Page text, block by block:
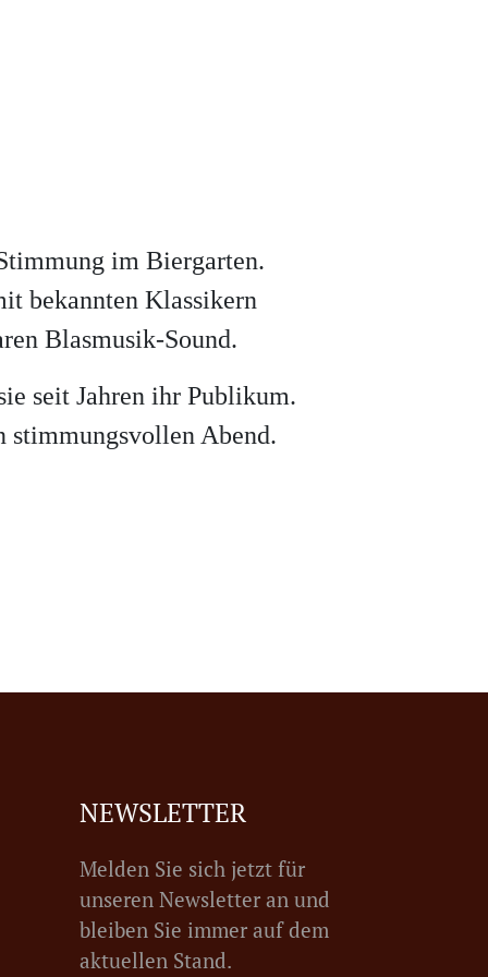
im Biergarten.
bekannten Klassikern
Blasmusik-Sound.
seit Jahren ihr Publikum.
stimmungsvollen Abend.
NEWSLETTER
Melden Sie sich jetzt für
unseren Newsletter an und
bleiben Sie immer auf dem
aktuellen Stand.